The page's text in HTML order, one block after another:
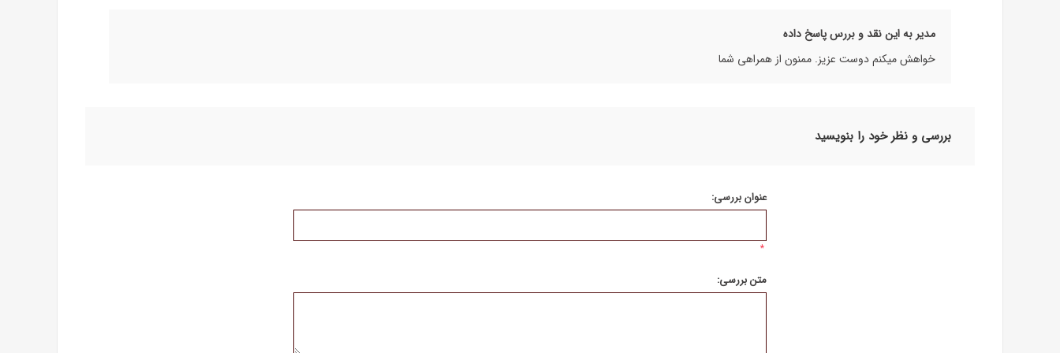
مدیر به این نقد و بررس پاسخ داده
خواهش میکنم دوست عزیز. ممنون از همراهی شما
بررسی و نظر خود را بنویسید
عنوان بررسی:
*
متن بررسی: